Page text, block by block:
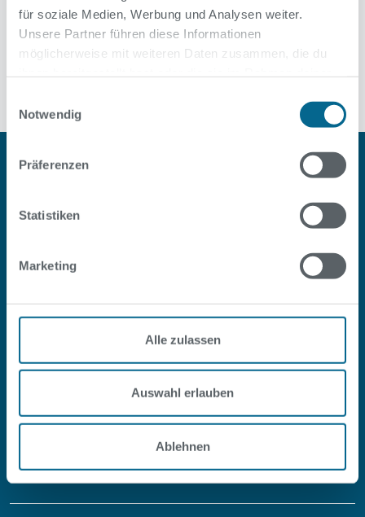
für soziale Medien, Werbung und Analysen weiter.
Unsere Partner führen diese Informationen
möglicherweise mit weiteren Daten zusammen, die du
Notwendig
Präferenzen
Statistiken
Marketing
Alle zulassen
Auswahl erlauben
Ablehnen
Alle News
#SOPOOLISTNURBERLIN
Facebook InstagramYoutube LinkedIn
Über uns